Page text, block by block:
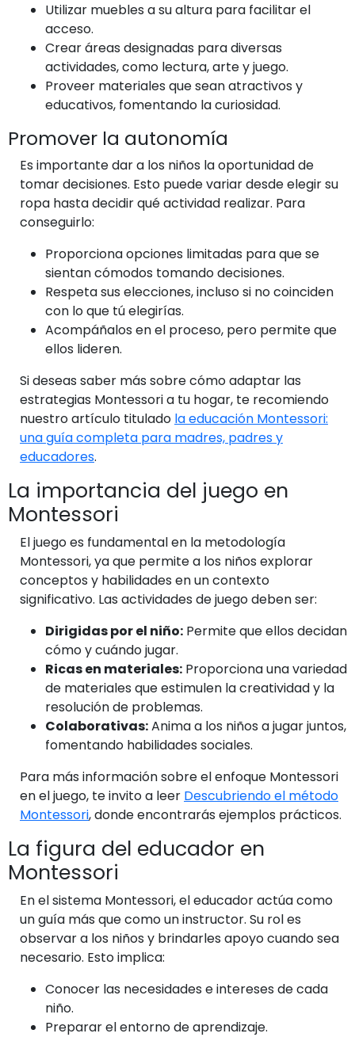
Utilizar muebles a su altura para facilitar el
acceso.
Crear áreas designadas para diversas
actividades, como lectura, arte y juego.
Proveer materiales que sean atractivos y
educativos, fomentando la curiosidad.
Promover la autonomía
Es importante dar a los niños la oportunidad de
tomar decisiones. Esto puede variar desde elegir su
ropa hasta decidir qué actividad realizar. Para
conseguirlo:
Proporciona opciones limitadas para que se
sientan cómodos tomando decisiones.
Respeta sus elecciones, incluso si no coinciden
con lo que tú elegirías.
Acompáñalos en el proceso, pero permite que
ellos lideren.
Si deseas saber más sobre cómo adaptar las
estrategias Montessori a tu hogar, te recomiendo
nuestro artículo titulado la educación Montessori:
una guía completa para madres, padres y
educadores.
La importancia del juego en
Montessori
El juego es fundamental en la metodología
Montessori, ya que permite a los niños explorar
conceptos y habilidades en un contexto
significativo. Las actividades de juego deben ser:
Dirigidas por el niño: Permite que ellos decidan
cómo y cuándo jugar.
Ricas en materiales: Proporciona una variedad
de materiales que estimulen la creatividad y la
resolución de problemas.
Colaborativas:Anima a los niños a jugar juntos,
fomentando habilidades sociales.
Para más información sobre el enfoque Montessori
en el juego, te invito a leer Descubriendo el método
Montessori, donde encontrarás ejemplos prácticos.
La figura del educador en
Montessori
En el sistema Montessori, el educador actúa como
un guía más que como un instructor. Su rol es
observar a los niños y brindarles apoyo cuando sea
necesario. Esto implica:
Conocer las necesidades e intereses de cada
niño.
Preparar el entorno de aprendizaje.